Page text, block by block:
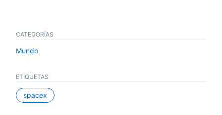
CATEGORÍAS
Mundo
ETIQUETAS
spacex